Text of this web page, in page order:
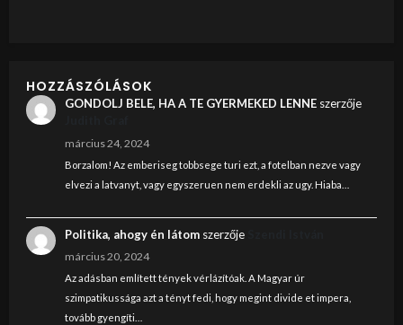
HOZZÁSZÓLÁSOK
GONDOLJ BELE, HA A TE GYERMEKED LENNEszerzője
március 24, 2024
Borzalom! Az emberiseg tobbsege turi ezt, a fotelban nezve vagy
elvezi a latvanyt, vagy egyszeruen nem erdekli az ugy. Hiaba…
Politika, ahogy én látomszerzője
március 20, 2024
Az adásban említett tények vérlázítóak. A Magyar úr
szimpatikussága azt a tényt fedi, hogy megint divide et impera,
tovább gyengíti…